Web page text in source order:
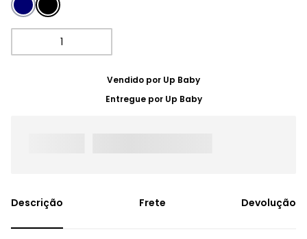
Vendido por Up Baby
Entregue por Up Baby
Frete Devolução